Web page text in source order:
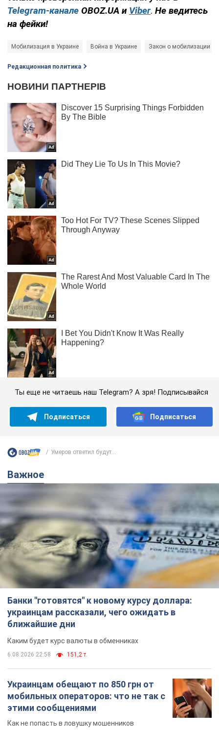
Telegram-канале OBOZ.UA и Viber. Не ведитесь
на фейки!
Мобилизация в Украине Война в Украине Закон о мобилизации
Редакционная политика
Ты еще не читаешь наш Telegram? А зря! Подписывайся
Подписаться Подписаться
Умеров ответил будут...
Важное
Банки "готовятся" к новому курсу доллара:
украинцам рассказали, чего ожидать в
ближайшие дни
Каким будет курс валюты в обменниках
6.08.2026 22:58 151,2 т.
Украинцам обещают по 850 грн от
мобильных операторов: что не так с
этими сообщениями
Как не попасть в ловушку мошенников